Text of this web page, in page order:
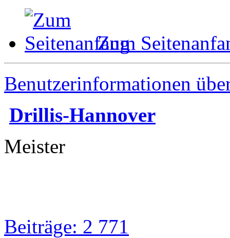
Zum
Benutzerinformationen
Drillis-Hannover
Meister
Beiträge: 2 771